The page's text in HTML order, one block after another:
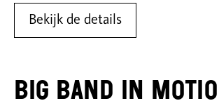
Bekijk de details
Big Band In